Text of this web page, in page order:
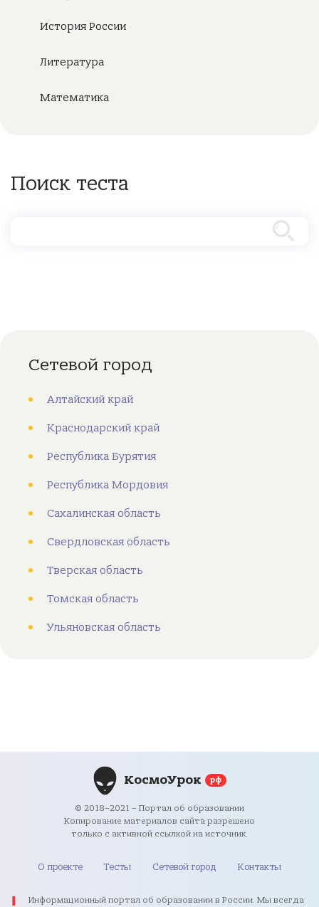
История России
Литература
Математика
Поиск теста
Сетевой город
Алтайский край
Краснодарский край
Республика Бурятия
Республика Мордовия
Сахалинская область
Свердловская область
Тверская область
Томская область
Ульяновская область
КосмоУрок рф
© 2018–2021 – Портал об образовании
Копирование материалов сайта разрешено
только с активной ссылкой на источник.
О проекте Тесты Сетевой город Контакты
Информационный портал об образовании в России. Мы всегда